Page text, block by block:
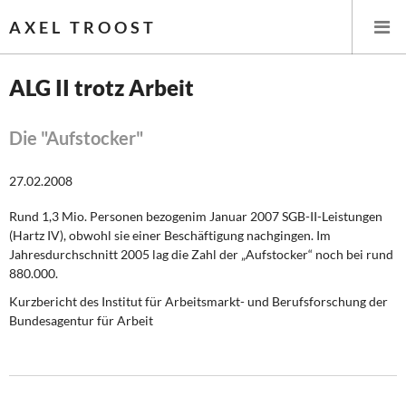
AXEL TROOST
Leitlinien linker Wirtschafts- und Finanzpolitik
Wirtschaftspolitik
Eurokrise und Griechenland
ALG II trotz Arbeit
Die "Aufstocker"
27.02.2008
Rund 1,3 Mio. Personen bezogenim Januar 2007 SGB-II-Leistungen
(Hartz IV), obwohl sie einer Beschäftigung nachgingen. Im
Jahresdurchschnitt 2005 lag die Zahl der „Aufstocker“ noch bei rund
880.000.
Kurzbericht des Institut für Arbeitsmarkt- und Berufsforschung der
Bundesagentur für Arbeit